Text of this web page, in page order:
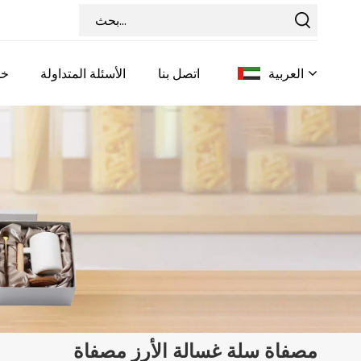
الأسئلة المتداولة اتصل بنا العربية
English
Français
Español
مصفاة سلة غسالة الأرز مصفاة